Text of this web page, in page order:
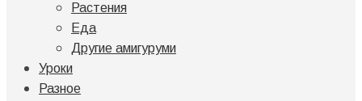
Растения
Еда
Другие амигуруми
Уроки
Разное